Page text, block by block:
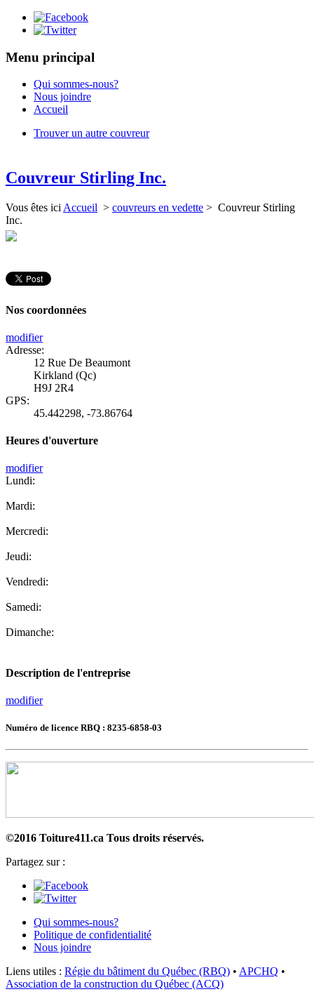
Menu principal
Qui sommes-nous?
Nous joindre
Accueil
Trouver un autre couvreur
Couvreur Stirling Inc.
Vous êtes ici Accueil > couvreurs en vedette > Couvreur Stirling
Inc.
Nos coordonnées
modifier
Adresse:
12 Rue De Beaumont
Kirkland (Qc)
H9J 2R4
GPS:
45.442298, -73.86764
Heures d'ouverture
modifier
Lundi:
Mardi:
Mercredi:
Jeudi:
Vendredi:
Samedi:
Dimanche:
Description de l'entreprise
modifier
Numéro de licence RBQ : 8235-6858-03
©2016 Toiture411.ca Tous droits réservés.
Partagez sur :
Qui sommes-nous?
Politique de confidentialité
Nous joindre
Liens utiles : Régie du bâtiment du Québec (RBQ) • APCHQ •
Association de la construction du Québec (ACQ)